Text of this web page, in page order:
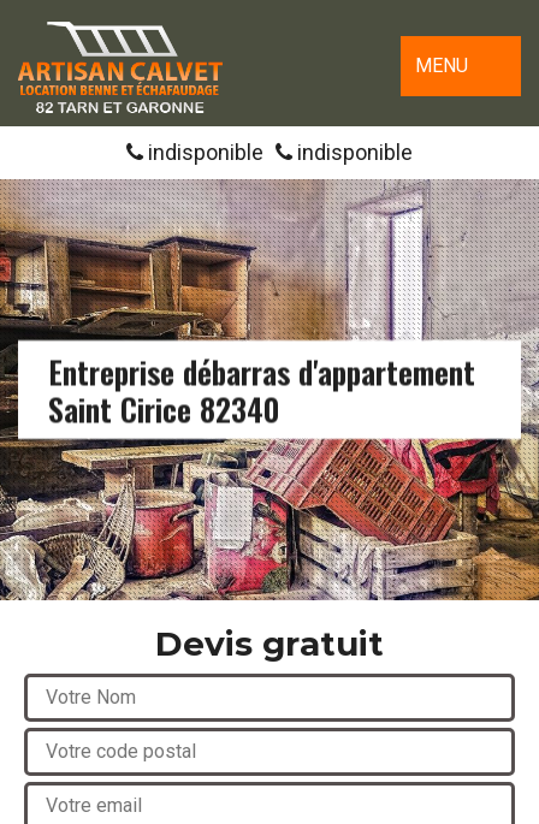
MENU
indisponible indisponible
Entreprise débarras d'appartement
Saint Cirice 82340
Devis gratuit